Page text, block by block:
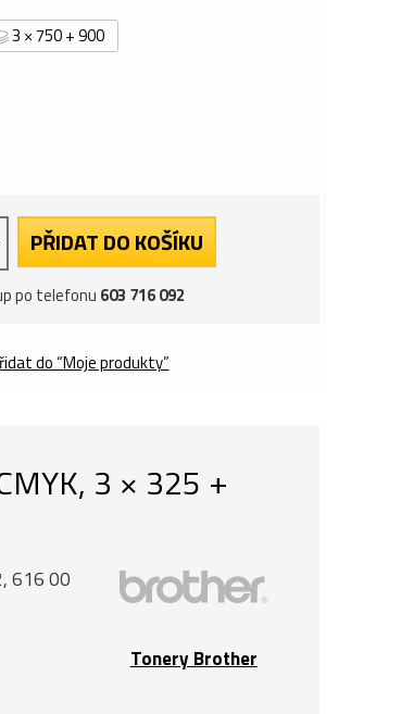
3 × 750 + 900
PŘIDAT DO KOŠÍKU
po telefonu 603 716 092
do “Moje produkty”
3 × 325 +
Tonery Brother
616 00